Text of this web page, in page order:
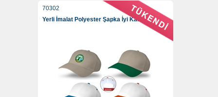
70302
Yerli İmalat Polyester Şapka İyi Kalite